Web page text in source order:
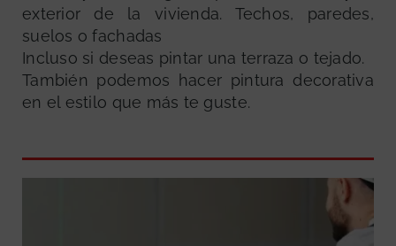
exterior de la vivienda. Techos, paredes,
suelos o fachadas
Incluso si deseas pintar una terraza o tejado.
También podemos hacer pintura decorativa
en el estilo que más te guste.